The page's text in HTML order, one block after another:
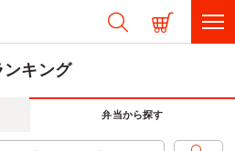
ンキング
弁当から探す